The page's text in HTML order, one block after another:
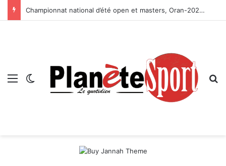
Championnat national d’été open et masters, Oran-2026 — Le CRB s’adjuge le titre
Menu Switch skin